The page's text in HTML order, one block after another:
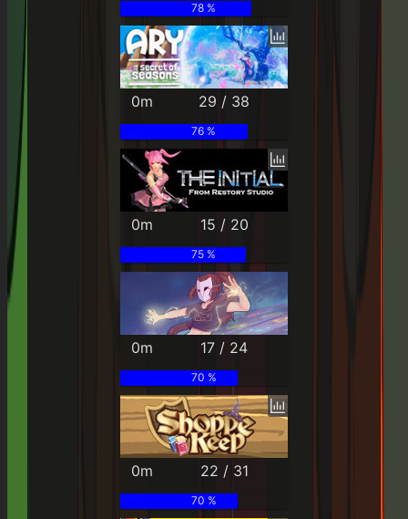
78 %
0m 29 / 38
76 %
0m 15 / 20
75 %
0m 17 / 24
70 %
0m 22 / 31
70 %